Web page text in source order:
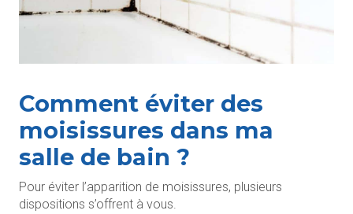
Comment éviter des
moisissures dans ma
salle de bain ?
Pour éviter l’apparition de moisissures, plusieurs
dispositions s’offrent à vous.